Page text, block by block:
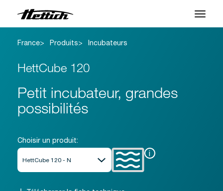
Produits
Applications
Centre SAV
À propos
Contact
Nouveautés et Evenements
France Produits Incubateurs
HettCube 120
Petit incubateur, grandes
possibilités
Choisir un produit:
i